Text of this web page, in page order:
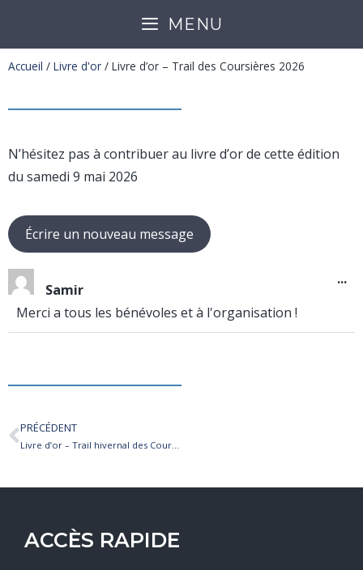
MENU
Accueil / Livre d'or / Livre d’or – Trail des Coursières 2026
N’hésitez pas à contribuer au livre d’or de cette édition
du samedi 9 mai 2026
Samir
Merci a tous les bénévoles et à l'organisation !
...
PRÉCÉDENT
Livre d’or – Trail hivernal des Coursières 2026
ACCÈS RAPIDE